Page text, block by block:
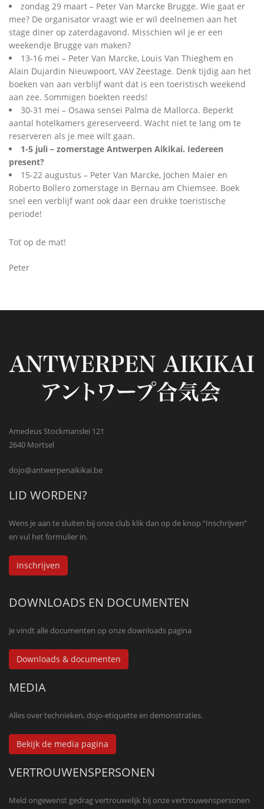
zondag 29 maart – Peter Van Marcke Brugge. Wie gaat er
mee? De organisator vraagt wie er wil deelnemen aan het
stage diner op zaterdagavond. Misschien wil je er een
weekendje Brugge van maken?
13-16 mei – Peter Van Marcke, Louis Van Thieghem en
Alain Dujardin Nieuwpoort, VAV Zeestage. Denk tijdig aan het
boeken van aan verblijf want dat is een toeristisch weekend
aan zee. Sommigen boekten reeds!
30-31 mei – Osawa sensei Palma de Mallorca. Beperkt
aantal hotelkamers gereserveerd. Wacht niet te lang om te
reserveren als je mee wilt gaan.
1-5 juli – zomerstage Antwerpen Aikikai. Iedereen
present?
15-22 augustus – Peter Van Marcke, Jochen Maier en
Roberto Bollero zomerstage in Bernau am Chiemsee. Boek
snel een verblijf want ook daar een drukke toeristische
periode!
Tot op de mat!
Peter
Amedeus Stockmanslei 121
2640 Mortsel
dojo@antwerpenaikikai.be
LID WORDEN?
Wens je aan te sluiten bij onze club klik dan op de knop “Inschrijven”
en vul het formulier in.
Inschrijven
DOWNLOADS EN DOCUMENTEN
Je vindt alle documenten op onze downloads pagina
Downloads & documenten
MEDIA
Alles over technieken, dojo-etiquette en demonstraties.
Bekijk de media pagina
VERTROUWENSPERSONEN
Meld ongewenst gedrag vertrouwelijk bij onze vertrouwenspersonen